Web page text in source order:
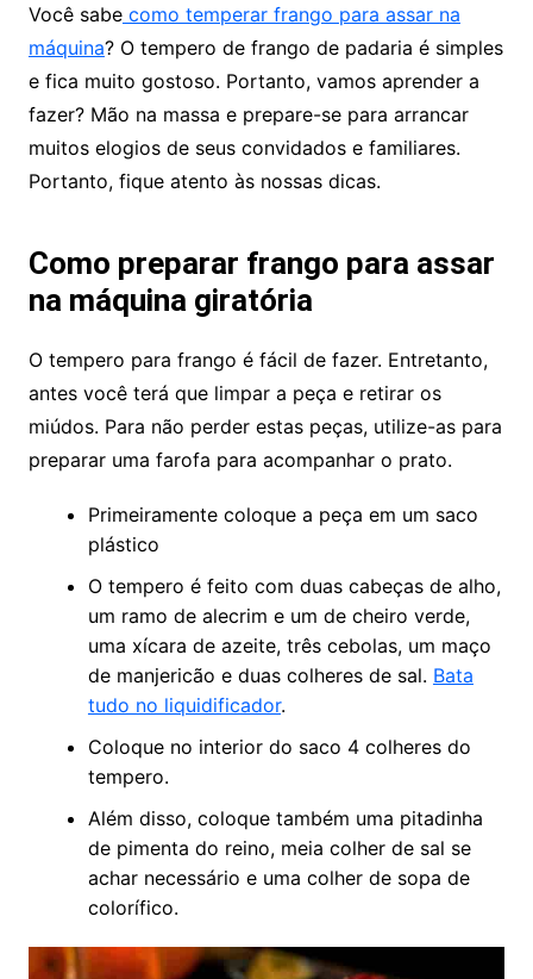
Você sabecomo temperar frango para assar na
máquina? O tempero de frango de padaria é simples
e fica muito gostoso. Portanto, vamos aprender a
fazer? Mão na massa e prepare-se para arrancar
muitos elogios de seus convidados e familiares.
Portanto, fique atento às nossas dicas.
Como preparar frango para assar
na máquina giratória
O tempero para frango é fácil de fazer. Entretanto,
antes você terá que limpar a peça e retirar os
miúdos. Para não perder estas peças, utilize-as para
preparar uma farofa para acompanhar o prato.
Primeiramente coloque a peça em um saco
plástico
O tempero é feito com duas cabeças de alho,
um ramo de alecrim e um de cheiro verde,
uma xícara de azeite, três cebolas, um maço
de manjericão e duas colheres de sal. Bata
tudo no liquidificador.
Coloque no interior do saco 4 colheres do
tempero.
Além disso, coloque também uma pitadinha
de pimenta do reino, meia colher de sal se
achar necessário e uma colher de sopa de
colorífico.